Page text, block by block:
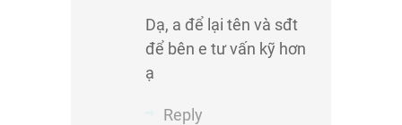
Dạ, a để lại tên và sđt
để bên e tư vấn kỹ hơn
ạ
Reply